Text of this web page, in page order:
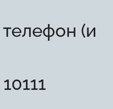
(и